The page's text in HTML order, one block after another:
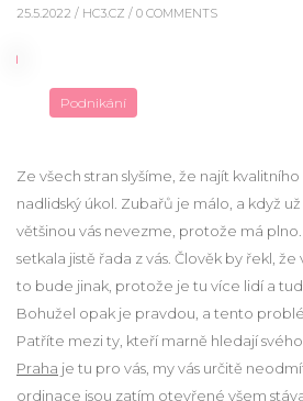
25.5.2022 / HC3.CZ / 0 COMMENTS
Podnikání
Ze všech stran slyšíme, že najít
nadlidský úkol. Zubařů je málo, a když
většinou vás nevezme, protože má
setkala jistě řada z vás. Člověk by řekl,
to bude jinak, protože je tu více lidí a
Bohužel opak je pravdou, a tento
Patříte mezi ty, kteří marně hledají
Praha je tu pro vás, my vás určitě
ordinace jsou zatím otevřené všem